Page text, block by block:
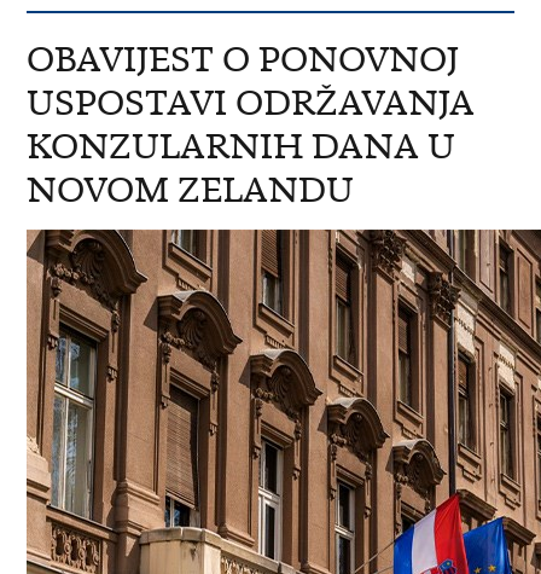
OBAVIJEST O PONOVNOJ
USPOSTAVI ODRŽAVANJA
KONZULARNIH DANA U
NOVOM ZELANDU